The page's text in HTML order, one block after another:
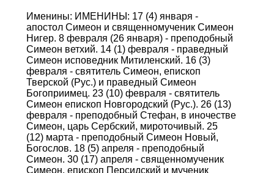
Именины: ИМЕНИНЫ: 17 (4) января -
апостол Симеон и священномученик Симеон
Нигер. 8 февраля (26 января) - преподобный
Симеон ветхий. 14 (1) февраля - праведный
Симеон исповедник Митиленский. 16 (3)
февраля - святитель Симеон, епископ
Тверской (Рус.) и праведный Симеон
Богоприимец. 23 (10) февраля - святитель
Симеон епископ Новгородский (Рус.). 26 (13)
февраля - преподобный Стефан, в иночестве
Симеон, царь Сербский, мироточивый. 25
(12) марта - преподобный Симеон Новый,
Богослов. 18 (5) апреля - преподобный
Симеон. 30 (17) апреля - священномученик
Симеон, епископ Персидский и мученик